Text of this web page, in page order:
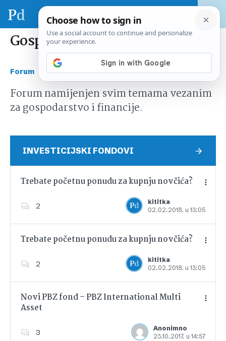
Gospodarstvo i financije
Forum Gospodarstvo i financije
Forum namijenjen svim temama vezanim
za gospodarstvo i financije.
INVESTICIJSKI FONDOVI
Trebate početnu ponudu za kupnju novčića?
2
kititka
02.02.2018. u 13:05
Dodajte u favorite
Trebate početnu ponudu za kupnju novčića?
2
kititka
02.02.2018. u 13:05
Dodajte u favorite
Novi PBZ fond – PBZ International Multi
Asset
3
Anonimno
23.10.2017. u 14:57
Dodajte u favorite